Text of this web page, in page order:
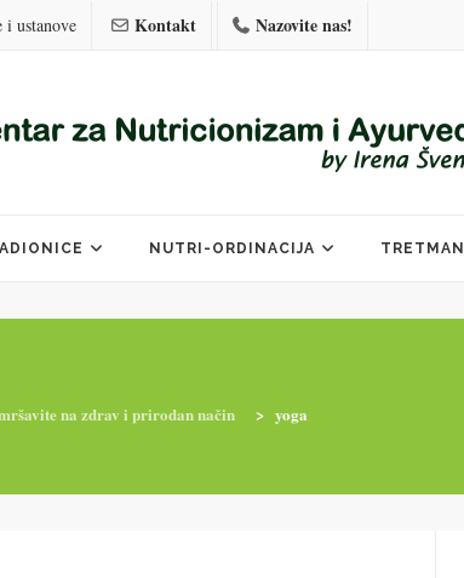
ustanove Kontakt Nazovite nas!
NUTRI-ORDINACIJA TRETMANI
na zdrav i prirodan način > yoga